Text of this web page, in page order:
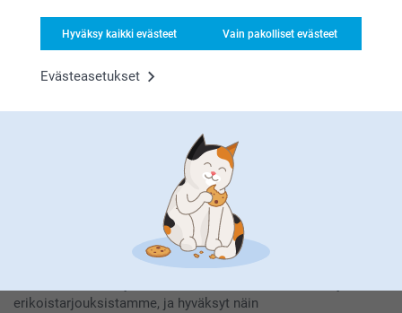
Hyväksy kaikki evästeet Vain pakolliset evästeet
Evästeasetukset
Kirjoita sähköpostiosoitteesi tähän
Rekisteröidy
erikoistarjouksistamme, ja hyväksyt näin